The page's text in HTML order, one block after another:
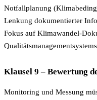
Notfallplanung
Lenkung dokumentierter
Fokus auf Klimawandel-
Klausel 9 – Bewertung
Monitoring und Messung